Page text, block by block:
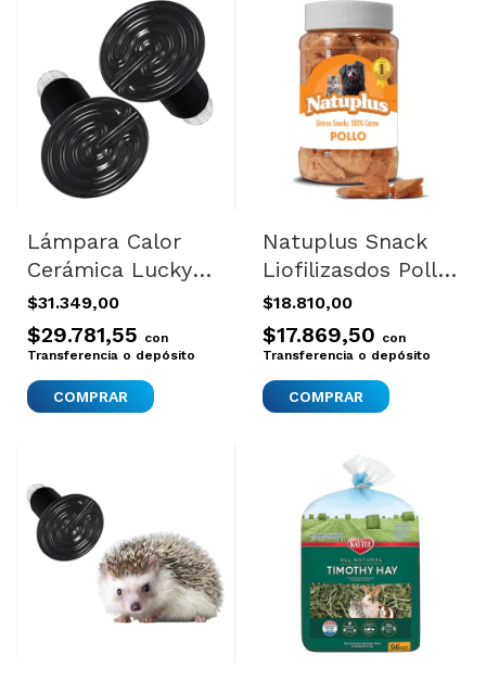
Lámpara Calor
Cerámica Lucky
Herp 75w Reptiles
Sin Luz E27 Calor
Sin Luz
$31.349,00
$29.781,55 con
Transferencia o depósito
Natuplus Snack
Liofilizasdos Pollo
100% Natural
100gr+400
$18.810,00
$17.869,50 con
Transferencia o depósito